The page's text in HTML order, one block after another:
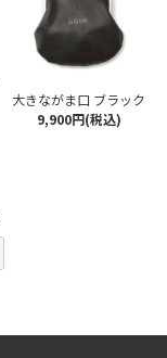
大きながま口 ブラック
9,900円(税込)